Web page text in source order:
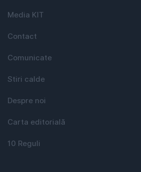
Media KIT
Contact
Comunicate
Stiri calde
Despre noi
Carta editorială
10 Reguli